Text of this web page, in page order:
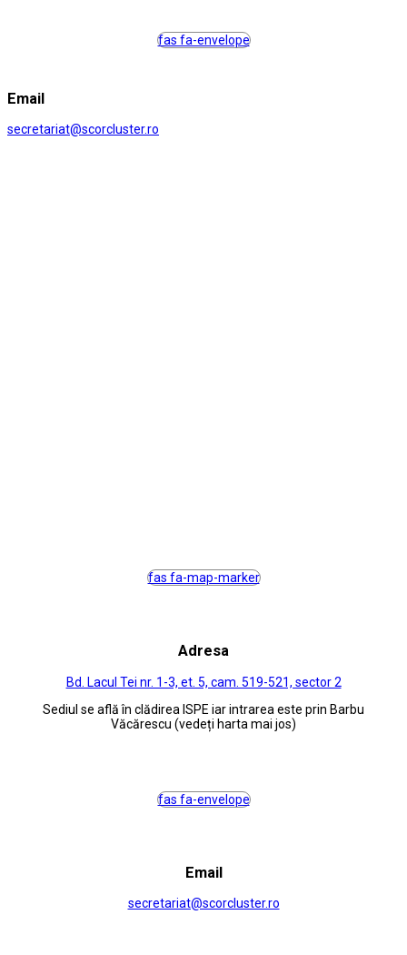
fas fa-envelope
Email
secretariat@scorcluster.ro
fas fa-map-marker
Adresa
Bd. Lacul Tei nr. 1-3, et. 5, cam. 519-521, sector 2
Sediul se află în clădirea ISPE iar intrarea este prin Barbu
Văcărescu (vedeți harta mai jos)
fas fa-envelope
Email
secretariat@scorcluster.ro